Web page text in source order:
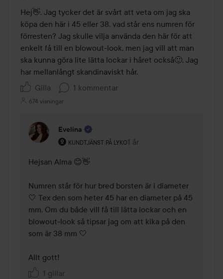
Hej👋. Jag tycker det är svårt att veta om jag ska
köpa den här i 45 eller 38, vad står ens numren för
förresten? Jag skulle vilja använda den här för att
enkelt få till en blowout-look, men jag vill att man
ska kunna göra lite lätta lockar i håret också🙂. Jag
har mellanlångt skandinaviskt hår.
Gilla
1 kommentar
674 visningar
Evelina
KUNDTJÄNST PÅ LYKO
Användarens roll: Kundtjänst på Lyko.
1 år
Kommentaren lades 1 år
Hejsan Alma 😊👋
Numren står för hur bred borsten är i diameter
🤍 Tex den som heter 45 har en diameter på 45
mm. Om du både vill få till lätta lockar och en
blowout-look så tipsar jag om att kika på den
som är 38 mm 🤍
Allt gott!
1 gillar